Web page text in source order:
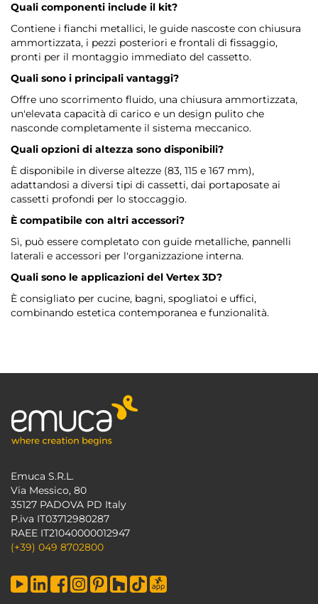
Quali componenti include il kit?
Contiene i fianchi metallici, le guide nascoste con chiusura
ammortizzata, i pezzi posteriori e frontali di fissaggio,
pronti per il montaggio immediato del cassetto.
Quali sono i principali vantaggi?
Offre uno scorrimento fluido, una chiusura ammortizzata,
un'elevata capacità di carico e un design pulito che
nasconde completamente il sistema meccanico.
Quali opzioni di altezza sono disponibili?
È disponibile in diverse altezze (83, 115 e 167 mm),
adattandosi a diversi tipi di cassetti, dai portaposate ai
cassetti profondi per lo stoccaggio.
È compatibile con altri accessori?
Sì, può essere completato con guide metalliche, pannelli
laterali e accessori per l'organizzazione interna.
Quali sono le applicazioni del Vertex 3D?
È consigliato per cucine, bagni, spogliatoi e uffici,
combinando estetica contemporanea e funzionalità.
Emuca S.R.L.
Via Messico, 80
35127 PADOVA PD Italy
P.iva IT03712980287
RAEE IT21040000012947
(+39) 049 8702800